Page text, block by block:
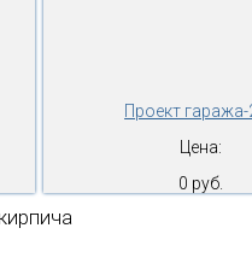
Проект
Цена:
0 руб.